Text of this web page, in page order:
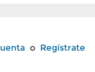
o Regístrate